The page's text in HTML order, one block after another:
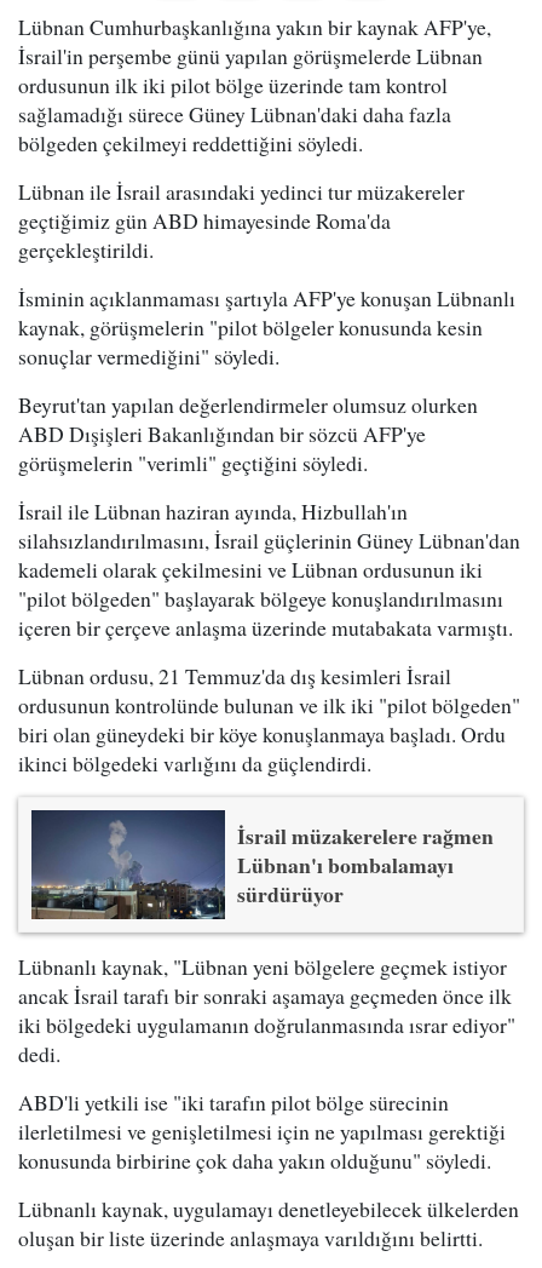
Lübnan Cumhurbaşkanlığına yakın bir kaynak AFP'ye,
İsrail'in perşembe günü yapılan görüşmelerde Lübnan
ordusunun ilk iki pilot bölge üzerinde tam kontrol
sağlamadığı sürece Güney Lübnan'daki daha fazla
bölgeden çekilmeyi reddettiğini söyledi.
Lübnan ile İsrail arasındaki yedinci tur müzakereler
geçtiğimiz gün ABD himayesinde Roma'da
gerçekleştirildi.
İsminin açıklanmaması şartıyla AFP'ye konuşan Lübnanlı
kaynak, görüşmelerin "pilot bölgeler konusunda kesin
sonuçlar vermediğini" söyledi.
Beyrut'tan yapılan değerlendirmeler olumsuz olurken
ABD Dışişleri Bakanlığından bir sözcü AFP'ye
görüşmelerin "verimli" geçtiğini söyledi.
İsrail ile Lübnan haziran ayında, Hizbullah'ın
silahsızlandırılmasını, İsrail güçlerinin Güney Lübnan'dan
kademeli olarak çekilmesini ve Lübnan ordusunun iki
"pilot bölgeden" başlayarak bölgeye konuşlandırılmasını
içeren bir çerçeve anlaşma üzerinde mutabakata varmıştı.
Lübnan ordusu, 21 Temmuz'da dış kesimleri İsrail
ordusunun kontrolünde bulunan ve ilk iki "pilot bölgeden"
biri olan güneydeki bir köye konuşlanmaya başladı. Ordu
ikinci bölgedeki varlığını da güçlendirdi.
İsrail müzakerelere rağmen
Lübnan'ı bombalamayı
sürdürüyor
Lübnanlı kaynak, "Lübnan yeni bölgelere geçmek istiyor
ancak İsrail tarafı bir sonraki aşamaya geçmeden önce ilk
iki bölgedeki uygulamanın doğrulanmasında ısrar ediyor"
dedi.
ABD'li yetkili ise "iki tarafın pilot bölge sürecinin
ilerletilmesi ve genişletilmesi için ne yapılması gerektiği
konusunda birbirine çok daha yakın olduğunu" söyledi.
Lübnanlı kaynak, uygulamayı denetleyebilecek ülkelerden
oluşan bir liste üzerinde anlaşmaya varıldığını belirtti.